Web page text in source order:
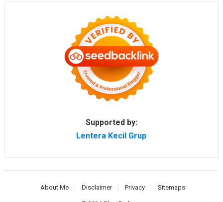
Supported by:
Lentera Kecil Grup
About Me Disclaimer Privacy Sitemaps